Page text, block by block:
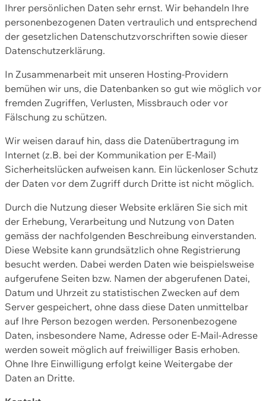
Ihrer persönlichen Daten sehr ernst. Wir behandeln Ihre
personenbezogenen Daten vertraulich und entsprechend
der gesetzlichen Datenschutzvorschriften sowie dieser
Datenschutzerklärung.
In Zusammenarbeit mit unseren Hosting-Providern
bemühen wir uns, die Datenbanken so gut wie möglich vor
fremden Zugriffen, Verlusten, Missbrauch oder vor
Fälschung zu schützen.
Wir weisen darauf hin, dass die Datenübertragung im
Internet (z.B. bei der Kommunikation per E-Mail)
Sicherheitslücken aufweisen kann. Ein lückenloser Schutz
der Daten vor dem Zugriff durch Dritte ist nicht möglich.
Durch die Nutzung dieser Website erklären Sie sich mit
der Erhebung, Verarbeitung und Nutzung von Daten
gemäss der nachfolgenden Beschreibung einverstanden.
Diese Website kann grundsätzlich ohne Registrierung
besucht werden. Dabei werden Daten wie beispielsweise
aufgerufene Seiten bzw. Namen der abgerufenen Datei,
Datum und Uhrzeit zu statistischen Zwecken auf dem
Server gespeichert, ohne dass diese Daten unmittelbar
auf Ihre Person bezogen werden. Personenbezogene
Daten, insbesondere Name, Adresse oder E-Mail-Adresse
werden soweit möglich auf freiwilliger Basis erhoben.
Ohne Ihre Einwilligung erfolgt keine Weitergabe der
Daten an Dritte.